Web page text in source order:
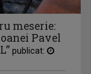
meserie:
Pavel
publicat: